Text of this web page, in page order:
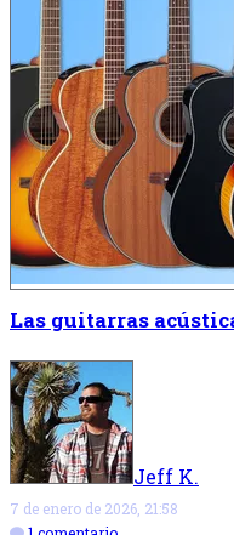
Las guitarras
Jeff K.
7 de enero de 2026, 21:58